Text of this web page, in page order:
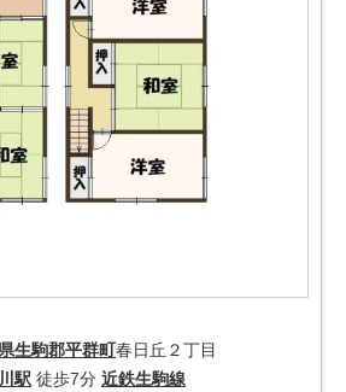
生駒郡平群町春日丘２丁目
駅 徒歩7分 近鉄生駒線